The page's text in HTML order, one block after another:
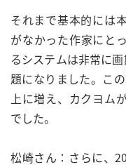
それまで基本的には
がなかった作家にと
るシステムは非常に
題になりました。こ
上に増え、カクヨム
でした。
松崎さん：さらに、